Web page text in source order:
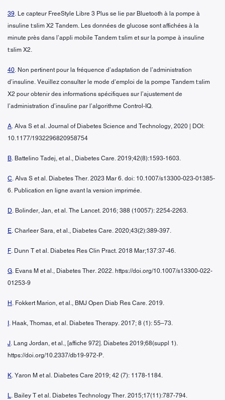
39. Le capteur FreeStyle Libre 3 Plus se lie par Bluetooth à la pompe à
insuline t:slim X2 Tandem. Les données de glucose sont affichées à la
minute près dans l’appli mobile Tandem t:slim et sur la pompe à insuline
t:slim X2.
40. Non pertinent pour la fréquence d’adaptation de l’administration
d’insuline. Veuillez consulter le mode d’emploi de la pompe Tandem t:slim
X2 pour obtenir des informations spécifiques sur l’ajustement de
l’administration d’insuline par l’algorithme Control-IQ.
A. Alva S et al. Journal of Diabetes Science and Technology, 2020 | DOI:
10.1177/1932296820958754
B. Battelino Tadej, et al., Diabetes Care. 2019;42(8):1593-1603.
C. Alva S et al. Diabetes Ther. 2023 Mar 6. doi: 10.1007/s13300-023-01385-
6. Publication en ligne avant la version imprimée.
D. Bolinder, Jan, et al. The Lancet. 2016; 388 (10057): 2254-2263.
E. Charleer Sara, et al., Diabetes Care. 2020;43(2):389-397.
F. Dunn T et al. Diabetes Res Clin Pract. 2018 Mar;137:37-46.
G. Evans M et al., Diabetes Ther. 2022. https://doi.org/10.1007/s13300-022-
01253-9
H . Fokkert Marion, et al., BMJ Open Diab Res Care. 2019.
. Haak, Thomas, et al. Diabetes Therapy. 2017; 8 (1): 55–73.
J. Lang Jordan, et al., [affiche 972]. Diabetes 2019;68(suppl 1).
https://doi.org/10.2337/db19-972-P.
K. Yaron M et al. Diabetes Care 2019; 42 (7): 1178-1184.
L. Bailey T et al. Diabetes Technology Ther. 2015;17(11):787-794.